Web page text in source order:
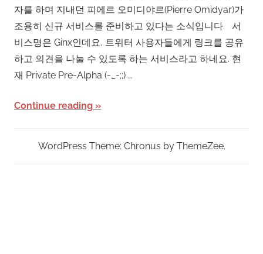
자를 하며 지내던 피에르 오미디야르(Pierre Omidyar)가
조용히 신규 서비스를 준비하고 있다는 소식입니다. 서
비스명은 Ginx인데요, 트위터 사용자들에게 링크를 공유
하고 의견을 나눌 수 있도록 하는 서비스라고 하네요. 현
재 Private Pre-Alpha (-_-;;) …
Continue reading
WordPress Theme: Chronus by ThemeZee.